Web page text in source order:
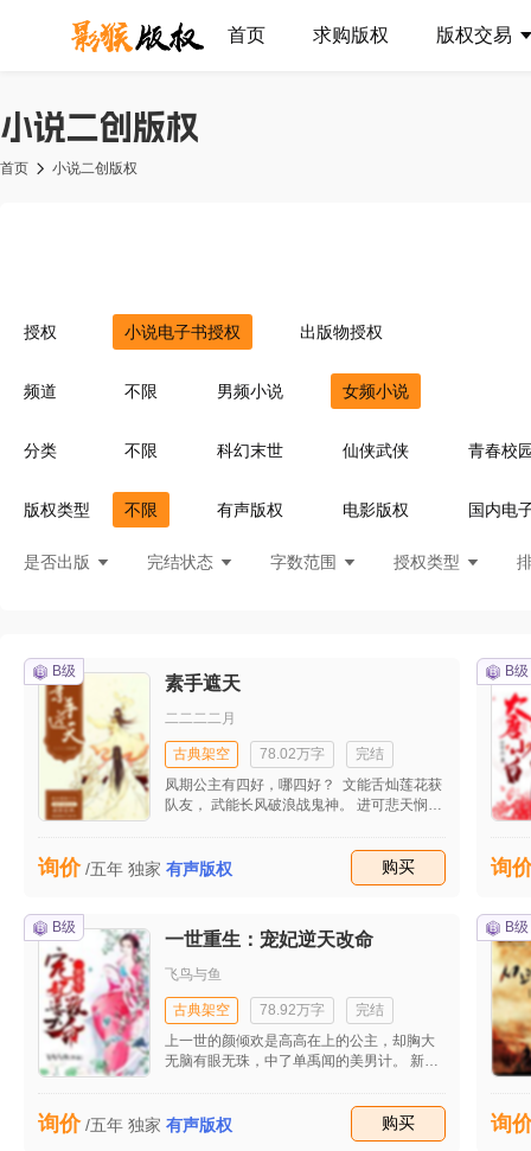
首页 求购版权 版权交易
小说二创版权
首页 小说二创版权
授权 小说电子书授权 出版物授权
频道 不限 男频小说 女频小说
分类 不限 科幻末世 仙侠武侠
青春校
灵异惊悚
耽美百合 青梅竹马
菁
灵异言情
悬疑灵异 现言刑侦 都
版权类型 不限 有声版权 电影版权 国内电
是否出版 完结状态 字数范围 授权类型
B级
素手遮天
二二二二月
古典架空 78.02万字
完结
凤期公主有四好，哪四好？ 文能舌灿莲花获
队友， 武能长风破浪战鬼神。 进可悲天悯人
锦：呵。 凤期：嘤。 幕锦公子有四好，哪四
好？ 文能通今博古明万事， 武能三昧天火
衣冠歌楼。 众人：哈哈哈哈哈哈哈哈哈哈哈
哈哈哈哈哈哈哈 幕锦（淡淡瞥眼）： 众人：
嗝。
询价 /五年 独家 有声版权 购买
B级
询
B级
一世重生：宠妃逆天改命
飞鸟与鱼
古典架空 78.92万字
完结
上一世的颜倾欢是高高在上的公主，却胸大
无脑有眼无珠，中了单禹闻的美男计。 新婚
颜倾欢发誓，谁敢伤她的家人半分，她一定
还于千万倍的痛苦。 单禹闻不是做梦都想得
询价 /五年 独家 有声版权 购买
B级
询